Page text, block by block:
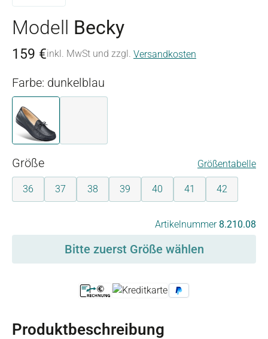
Modell Becky
159 €inkl. MwSt und zzgl. Versandkosten
Farbe: dunkelblau
dunkelblau
Größeauswählen Größentabelle
36 37 38 39 40 41 42
Artikelnummer 8.210.08
Bitte zuerst Größe wählen
Produktbeschreibung